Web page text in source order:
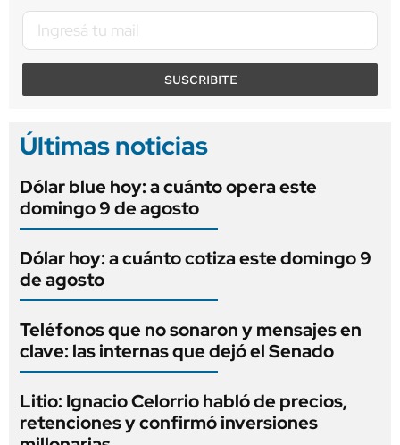
SUSCRIBITE
Últimas noticias
Dólar blue hoy: a cuánto opera este
domingo 9 de agosto
Dólar hoy: a cuánto cotiza este domingo 9
de agosto
Teléfonos que no sonaron y mensajes en
clave: las internas que dejó el Senado
Litio: Ignacio Celorrio habló de precios,
retenciones y confirmó inversiones